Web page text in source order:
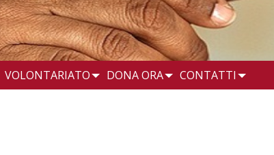
VOLONTARIATO DONA ORA CONTATTI